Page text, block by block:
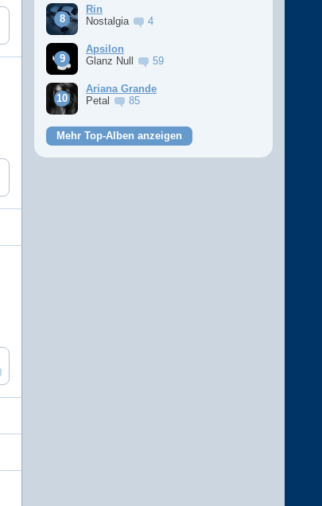
Rin
Nostalgia
4
Apsilon
Glanz Null
59
Ariana Grande
Petal
85
Mehr Top-Alben anzeigen